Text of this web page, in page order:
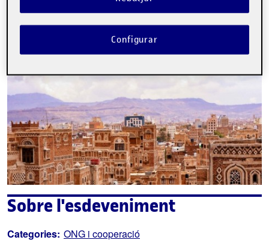
Sobre l'esdeveniment
Categories: ONG i cooperació
Configurar